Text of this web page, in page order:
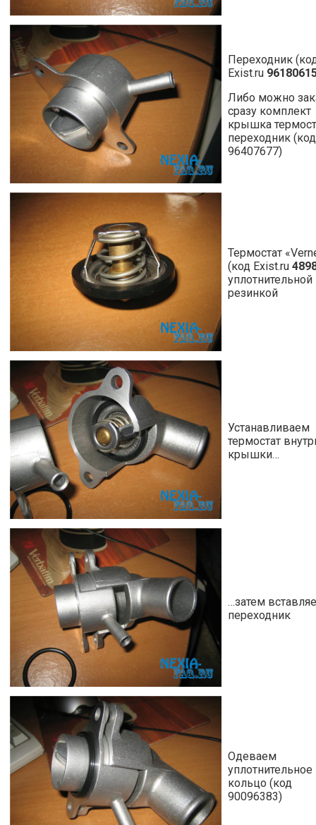
Переходник
Exist.ru
Либо можно
сразу комплект
крышка
переходник (код
96407677)
Термостат
(код Exist.ru
уплотнительной
резинкой
Устанавливаем
термостат
крышки…
…затем
переходник
Одеваем
уплотнительное
кольцо (код
90096383)